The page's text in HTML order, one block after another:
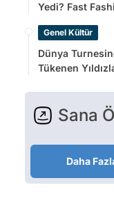
Yedi? Fast
Genel Kültür
Dünya
Tükenen
Sana
Daha